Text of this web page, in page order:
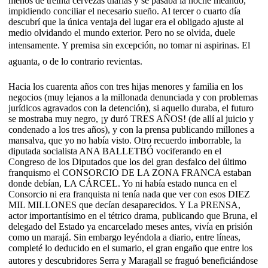
impidiendo conciliar el necesario sueño. Al tercer o cuarto día
descubrí que la única ventaja del lugar era el obligado ajuste al
medio olvidando el mundo exterior. Pero no se olvida, duele
intensamente. Y premisa sin excepción, no tomar ni aspirinas. El
aguanta, o de lo contrario revientas.
Hacia los cuarenta años con tres hijas menores y familia en los
negocios (muy lejanos a la millonada denunciada y con problemas
jurídicos agravados con la detención), si aquello duraba, el futuro
se mostraba muy negro, ¡y duró TRES AÑOS! (de allí al juicio y
condenado a los tres años), y con la prensa publicando millones a
mansalva, que yo no había visto. Otro recuerdo imborrable, la
diputada socialista ANA BALLETBÓ vociferando en el
Congreso de los Diputados que los del gran desfalco del último
franquismo el CONSORCIO DE LA ZONA FRANCA estaban
donde debían, LA CÁRCEL. Yo ni había estado nunca en el
Consorcio ni era franquista ni tenía nada que ver con esos DIEZ
MIL MILLONES que decían desaparecidos. Y La PRENSA,
actor importantísimo en el tétrico drama, publicando que Bruna, el
delegado del Estado ya encarcelado meses antes, vivía en prisión
como un marajá. Sin embargo leyéndola a diario, entre líneas,
completé lo deducido en el sumario, el gran engaño que entre los
autores y descubridores Serra y Maragall se fraguó beneficiándose